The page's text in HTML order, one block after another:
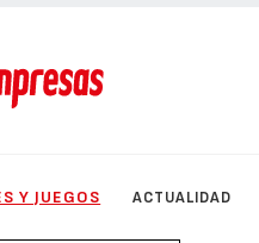
Y JUEGOS ACTUALIDAD